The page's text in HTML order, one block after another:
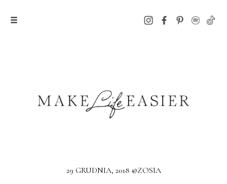
29 GRUDNIA, 2018 @ZOSIA